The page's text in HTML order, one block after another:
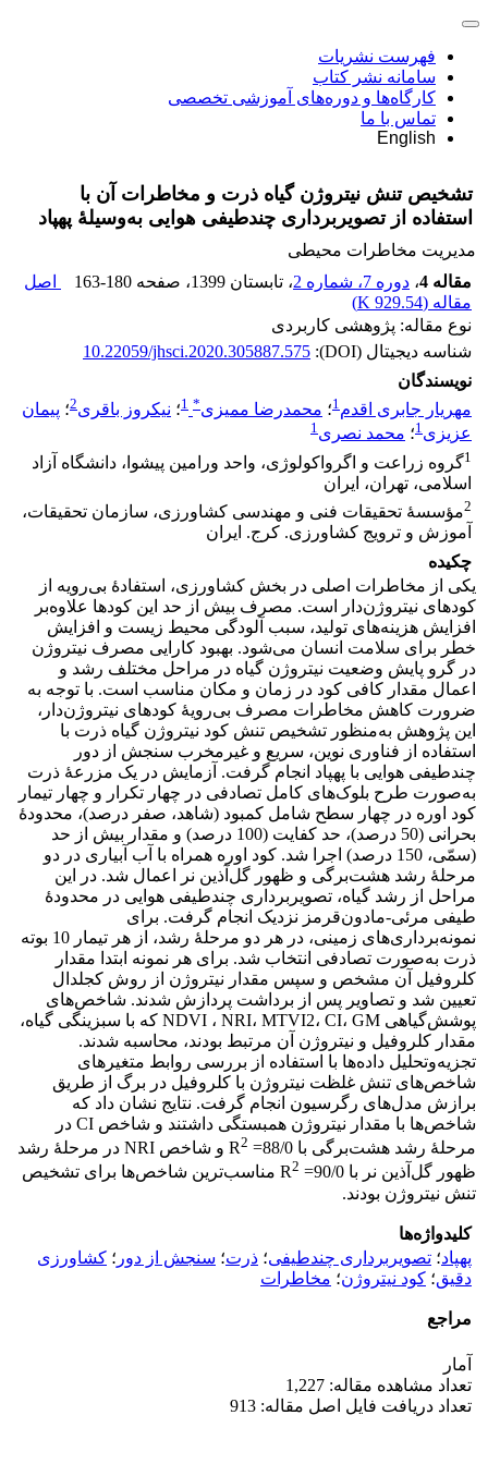
فهرست نشریات
سامانه نشر کتاب
کارگاه‌ها و دوره‌های آموزشی تخصصی
تماس با ما
English
تشخیص تنش نیتروژن گیاه ذرت و مخاطرات آن با
استفاده از تصویربرداری چندطیفی هوایی به‌وسیلۀ پهپاد
مدیریت مخاطرات محیطی
مقاله 4
، دوره 7، شماره 2 ، تابستان 1399 ، صفحه 163-180
اصل
مقاله (929.54 K
)
نوع مقاله: پژوهشی کاربردی
شناسه دیجیتال (DOI):
10.22059/jhsci.2020.305887.575
نویسندگان
مهریار جابری اقدم1؛ محمدرضا ممیزی*
1؛ نیکروز باقری2؛ پیمان
عزیزی1؛ محمد نصری1
1گروه زراعت و اگرواکولوژی، واحد ورامین پیشوا، دانشگاه آزاد
اسلامی، تهران، ایران
2مؤسسۀ تحقیقات فنی و مهندسی کشاورزی، سازمان تحقیقات،
آموزش و ترویج کشاورزی. کرج. ایران
چکیده
یکی از مخاطرات اصلی در بخش کشاورزی، استفادۀ بی‌رویه از
کودهای نیتروژن‌دار است. مصرف بیش از حد این کودها علاوه‌بر
افزایش هزینه‌های تولید، سبب آلودگی محیط‌ زیست و افزایش
خطر برای سلامت انسان می‌شود. بهبود کارایی مصرف نیتروژن
در گرو پایش وضعیت نیتروژن گیاه در مراحل مختلف رشد و
اعمال مقدار کافی کود در زمان و مکان مناسب است. با توجه به
ضرورت کاهش مخاطرات مصرف بی‌رویۀ کودهای نیتروژن‌دار،
این پژوهش به‌منظور تشخیص تنش کود نیتروژن گیاه ذرت با
استفاده از فناوری نوین، سریع و غیرمخرب سنجش از دور
چندطیفی هوایی با پهپاد انجام گرفت. آزمایش در یک مزرعۀ ذرت
به‌صورت طرح بلوک‌های کامل تصادفی در چهار تکرار و چهار تیمار
کود اوره در چهار سطح شامل کمبود (شاهد، صفر درصد)، محدودۀ
بحرانی (50 درصد)، حد کفایت (100 درصد) و مقدار بیش از حد
(سمّی، 150 درصد) اجرا شد. کود اوره همراه با آب آبیاری در دو
مرحلۀ رشد هشت‌برگی و ظهور گل‌آذین نر اعمال شد. در این
مراحل از رشد گیاه، تصویربرداری چندطیفی هوایی در محدودۀ
طیفی مرئی-مادون‌قرمز نزدیک انجام گرفت. برای
نمونه‌برداری‌های زمینی، در هر دو مرحلۀ رشد، از هر تیمار 10 بوته
ذرت به‌صورت تصادفی انتخاب شد. برای هر نمونه ابتدا مقدار
کلروفیل آن مشخص و سپس مقدار نیتروژن از روش کجلدال
تعیین شد و تصاویر پس از برداشت پردازش شدند. شاخص‌های
پوشش‌گیاهی NDVI ، NRI، MTVI2، CI، GM که با سبزینگی گیاه،
مقدار کلروفیل و نیتروژن آن مرتبط بودند، محاسبه شدند.
تجزیه‌و‌تحلیل داده‌ها با استفاده از بررسی روابط متغیرهای
شاخص‌های تنش غلظت نیتروژن با کلروفیل در برگ از طریق
برازش مدل‌های رگرسیون انجام گرفت. نتایج نشان داد که
شاخص‌ها با مقدار نیتروژن همبستگی داشتند و شاخص CI در
مرحلۀ رشد هشت‌برگی با 88/0= R
2
و شاخص NRI در مرحلۀ رشد
ظهور گل‌آذین نر با 90/0= R
2
مناسب‌ترین شاخص‌ها برای تشخیص
تنش نیتروژن بودند.
کلیدواژه‌ها
پهپاد؛ تصویربرداری چندطیفی؛ ذرت؛ سنجش از دور ؛ کشاورزی
دقیق؛ کود نیتروژن؛ مخاطرات
مراجع
آمار
تعداد مشاهده مقاله: 1,227
تعداد دریافت فایل اصل مقاله: 913